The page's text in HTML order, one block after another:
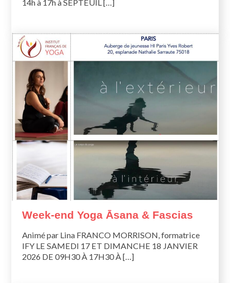
14h à 17h à SEPTEUIL […]
Week-end Yoga Āsana & Fascias
Animé par Lina FRANCO MORRISON, formatrice
IFY LE SAMEDI 17 ET DIMANCHE 18 JANVIER
2026 DE 09H30 À 17H30 À […]